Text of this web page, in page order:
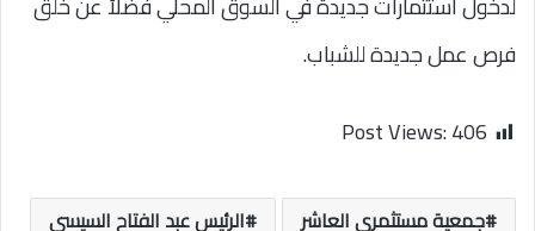
فرص عمل جديدة للشباب.
Post Views:406
جمعية مستثمري العاشر
الرئيس عبد الفتاح السيسى